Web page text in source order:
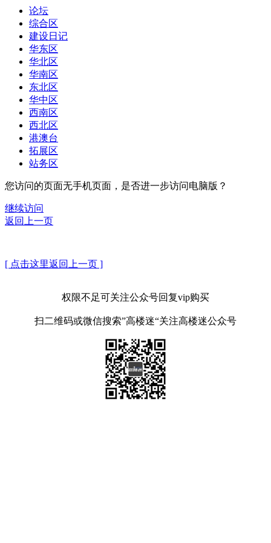
论坛
综合区
建设日记
华东区
华北区
华南区
东北区
华中区
西南区
西北区
港澳台
拓展区
站务区
您访问的页面无手机页面，是否进一步访问电脑版？
继续访问
返回上一页
[ 点击这里返回上一页 ]
权限不足可关注公众号回复vip购买
扫二维码或微信搜索”高楼迷“关注高楼迷公众号